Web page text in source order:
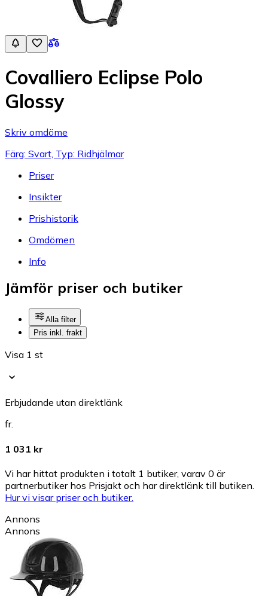
Covalliero Eclipse Polo
Glossy
Skriv omdöme
Färg: Svart, Typ: Ridhjälmar
Priser
Insikter
Prishistorik
Omdömen
Info
Jämför priser och butiker
Alla filter
Pris inkl. frakt
Visa 1 st
Erbjudande utan direktlänk
fr.
1 031 kr
Vi har hittat produkten i totalt 1 butiker, varav 0 är
partnerbutiker hos Prisjakt och har direktlänk till butiken.
Hur vi visar priser och butiker.
Annons
Annons